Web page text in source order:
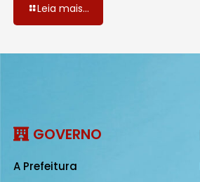
Leia mais...
GOVERNO
A Prefeitura